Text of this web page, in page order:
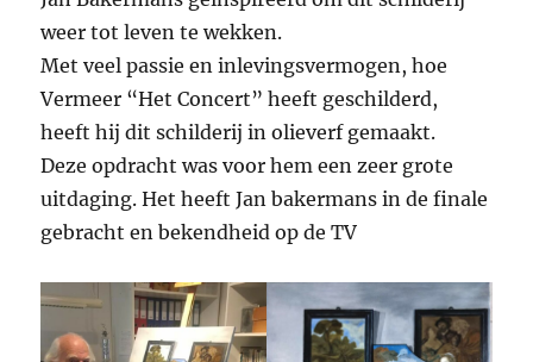
weer tot leven te wekken.
Met veel passie en inlevingsvermogen, hoe
Vermeer “Het Concert” heeft geschilderd,
heeft hij dit schilderij in olieverf gemaakt.
Deze opdracht was voor hem een zeer grote
uitdaging. Het heeft Jan bakermans in de finale
gebracht en bekendheid op de TV